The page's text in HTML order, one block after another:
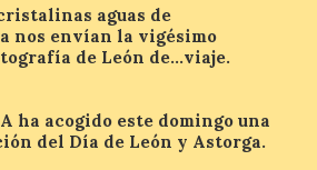
de 2027 la muestra
Chillida. Pensar
las manos’, formada
una de las figuras
contemporáneo.
industrial
[…]
aguas de
nos envían la vigésimo
de León de…viaje.
ha acogido este domingo una
del Día de León y Astorga.